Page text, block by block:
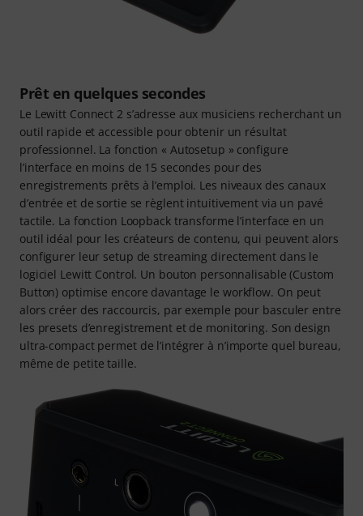
Prêt en quelques secondes
Le Lewitt Connect 2 s’adresse aux musiciens recherchant un
outil rapide et accessible pour obtenir un résultat
professionnel. La fonction « Autosetup » configure
l’interface en moins de 15 secondes pour des
enregistrements prêts à l’emploi. Les niveaux des canaux
d’entrée et de sortie se règlent intuitivement via un pavé
tactile. La fonction Loopback transforme l’interface en un
outil idéal pour les créateurs de contenu, qui peuvent alors
configurer leur setup de streaming directement dans le
logiciel Lewitt Control. Un bouton personnalisable (Custom
Button) optimise encore davantage le workflow. On peut
alors créer des raccourcis, par exemple pour basculer entre
les presets d’enregistrement et de monitoring. Son design
ultra-compact permet de l’intégrer à n’importe quel bureau,
même de petite taille.